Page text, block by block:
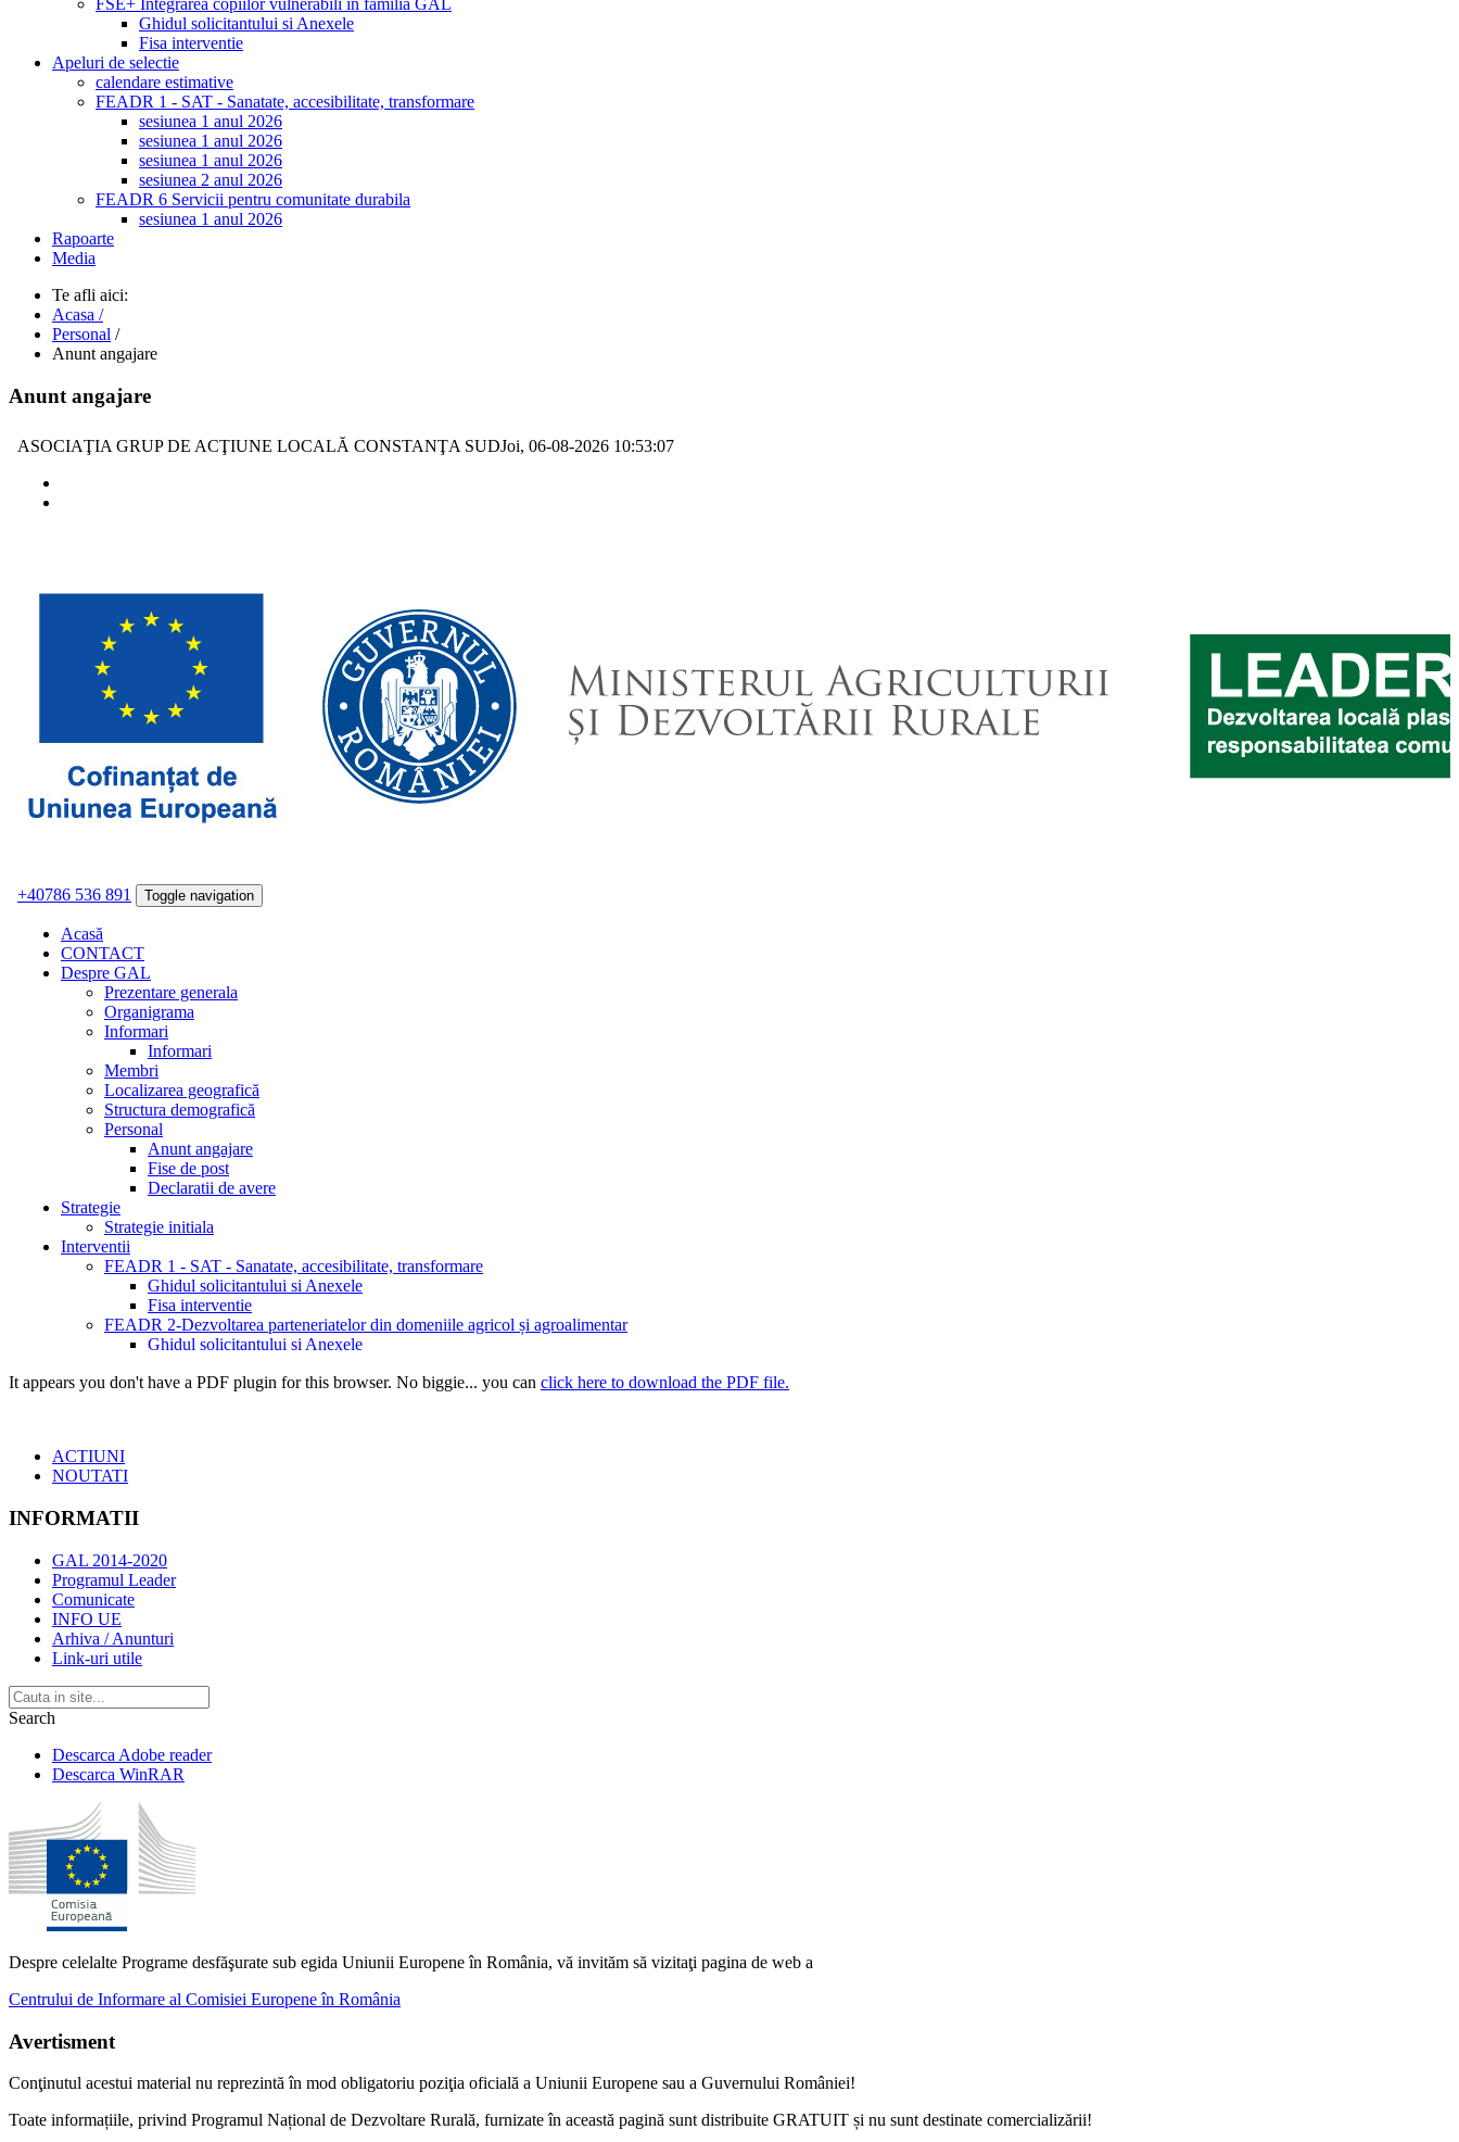
FSE+ Integrarea copiilor vulnerabili în familia GAL
Ghidul solicitantului si Anexele
Fisa interventie
Apeluri de selectie
calendare estimative
FEADR 1 - SAT - Sanatate, accesibilitate, transformare
sesiunea 1 anul 2026
sesiunea 1 anul 2026
sesiunea 1 anul 2026
sesiunea 2 anul 2026
FEADR 6 Servicii pentru comunitate durabila
sesiunea 1 anul 2026
Rapoarte
Media
Te afli aici:
Acasa /
Personal /
Anunt angajare
Anunt angajare
It appears you don't have a PDF plugin for this browser. No biggie... you can click here to download the PDF file.
ACTIUNI
NOUTATI
INFORMATII
GAL 2014-2020
Programul Leader
Comunicate
INFO UE
Arhiva / Anunturi
Link-uri utile
Search
Descarca Adobe reader
Descarca WinRAR
Despre celelalte Programe desfăşurate sub egida Uniunii Europene în România, vă invităm să vizitaţi pagina de web a
Centrului de Informare al Comisiei Europene în România
Avertisment
Conţinutul acestui material nu reprezintă în mod obligatoriu poziţia oficială a Uniunii Europene sau a Guvernului României!
Toate informațiile, privind Programul Național de Dezvoltare Rurală, furnizate în această pagină sunt distribuite GRATUIT și nu sunt destinate comercializării!